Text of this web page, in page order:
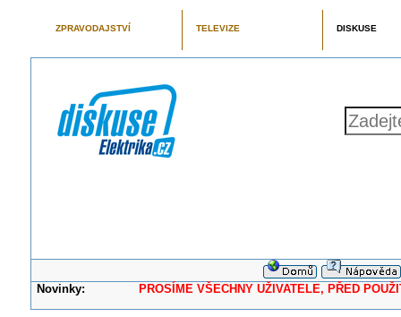
ZPRAVODAJSTVÍ TELEVIZE DISKUSE
Novinky: PROSÍME VŠECHNY UŽIVATELE, PŘED